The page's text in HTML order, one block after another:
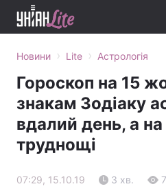
Новини › Lite › Астрологія
Гороскоп на 15
знакам Зодіаку
вдалий день, а
труднощі
07:29, 15.10.19 3 хв.